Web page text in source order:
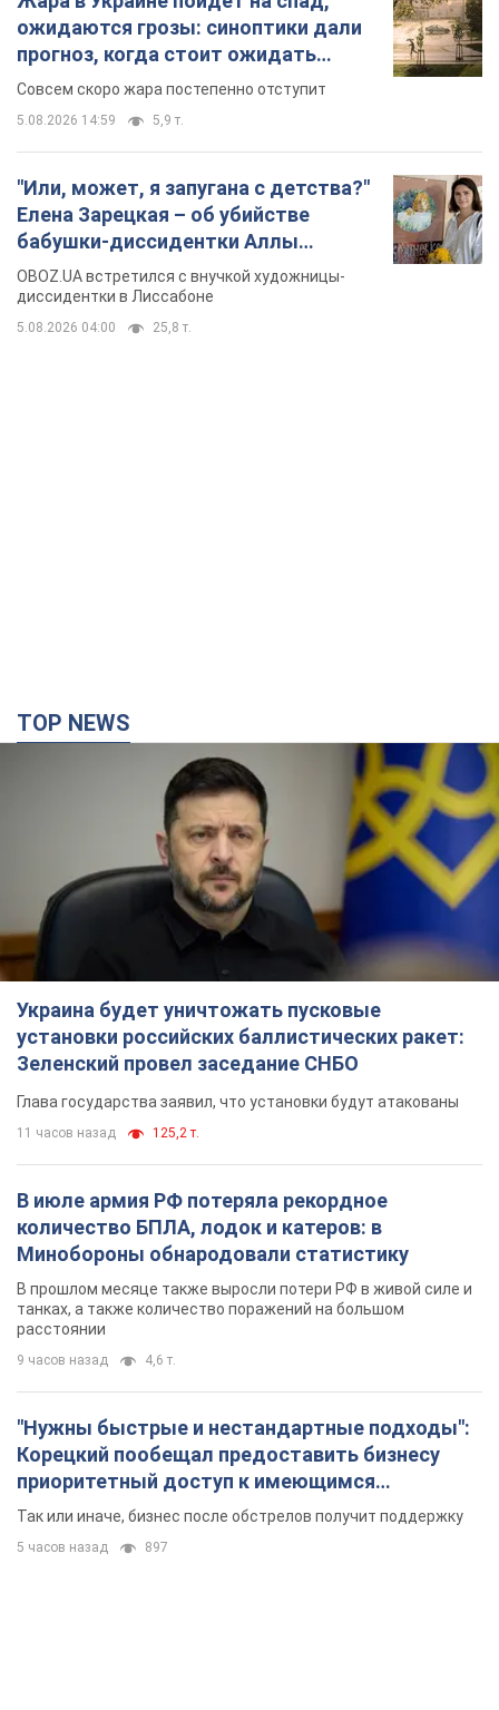
ожидаются грозы: синоптики дали
прогноз, когда стоит ожидать
изменения погоды
Совсем скоро жара постепенно отступит
5.08.2026 14:59 5,9 т.
"Или, может, я запугана с детства?"
Елена Зарецкая – об убийстве
бабушки-диссидентки Аллы
Горской, критике сына Стуса и
бегстве в Португалию с пятью
детьми
OBOZ.UA встретился с внучкой художницы-
диссидентки в Лиссабоне
5.08.2026 04:00 25,8 т.
TOP NEWS
Украина будет уничтожать пусковые
установки российских баллистических ракет:
Зеленский провел заседание СНБО
Глава государства заявил, что установки будут атакованы
11 часов назад 125,2 т.
В июле армия РФ потеряла рекордное
количество БПЛА, лодок и катеров: в
Минобороны обнародовали статистику
В прошлом месяце также выросли потери РФ в живой силе и
танках, а также количество поражений на большом
расстоянии
9 часов назад 4,6 т.
"Нужны быстрые и нестандартные подходы":
Корецкий пообещал предоставить бизнесу
приоритетный доступ к имеющимся
складским помещениям
Так или иначе, бизнес после обстрелов получит поддержку
5 часов назад 897